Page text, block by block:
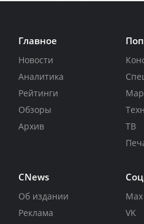
Главное
Новости
Аналитика
Рейтинги
Обзоры
Архив
ТВ
CNews
Об издании
Реклама
Max
VK